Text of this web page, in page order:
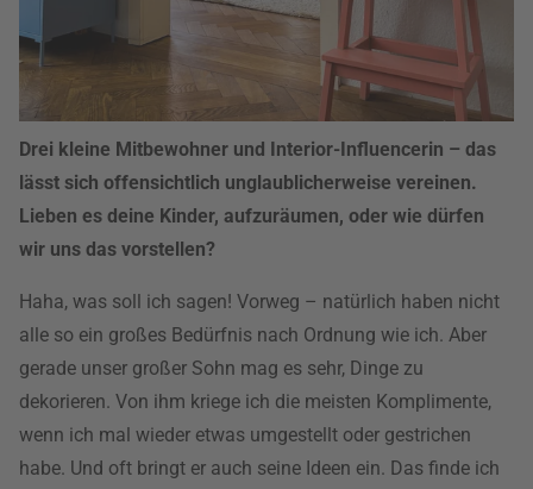
Drei kleine Mitbewohner und Interior-Influencerin – das
lässt sich offensichtlich unglaublicherweise vereinen.
Lieben es deine Kinder, aufzuräumen, oder wie dürfen
wir uns das vorstellen?
Haha, was soll ich sagen! Vorweg – natürlich haben nicht
alle so ein großes Bedürfnis nach Ordnung wie ich. Aber
gerade unser großer Sohn mag es sehr, Dinge zu
dekorieren. Von ihm kriege ich die meisten Komplimente,
wenn ich mal wieder etwas umgestellt oder gestrichen
habe. Und oft bringt er auch seine Ideen ein. Das finde ich